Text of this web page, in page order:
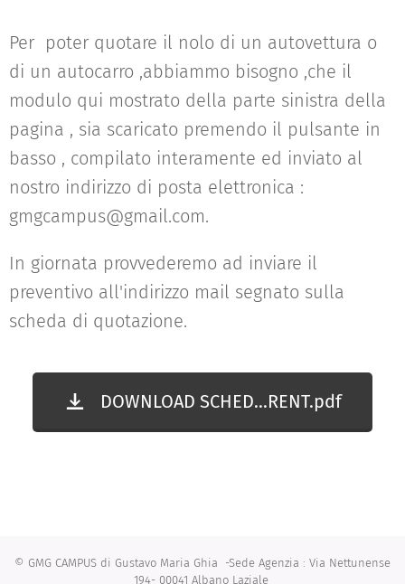
Per poter quotare il nolo di un autovettura o
di un autocarro ,abbiammo bisogno ,che il
modulo qui mostrato della parte sinistra della
pagina , sia scaricato premendo il pulsante in
basso , compilato interamente ed inviato al
nostro indirizzo di posta elettronica :
gmgcampus@gmail.com.
In giornata provvederemo ad inviare il
preventivo all'indirizzo mail segnato sulla
scheda di quotazione.
DOWNLOAD SCHED...RENT.pdf
© GMG CAMPUS di Gustavo Maria Ghia -Sede Agenzia : Via Nettunense
194- 00041 Albano Laziale